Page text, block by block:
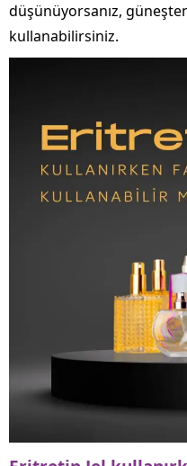
düşünüyorsanız,
kullanabilirsiniz.